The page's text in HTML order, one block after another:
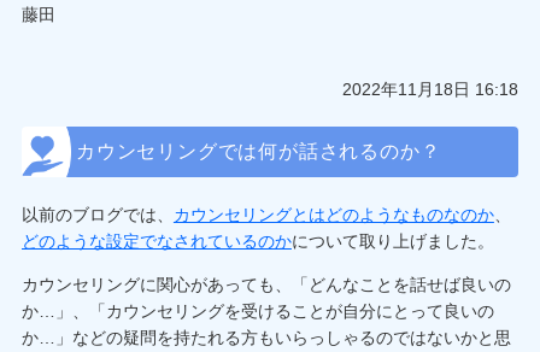
藤田
2022年11月18日 16:18
カウンセリングでは何が話されるのか？
以前のブログでは、 カウンセリングとはどのようなものなのか、
どのような設定でなされているのかについて取り上げました。
カウンセリングに関心があっても、「どんなことを話せば良いの
か…」、「カウンセリングを受けることが自分にとって良いの
か…」などの疑問を持たれる方もいらっしゃるのではないかと思